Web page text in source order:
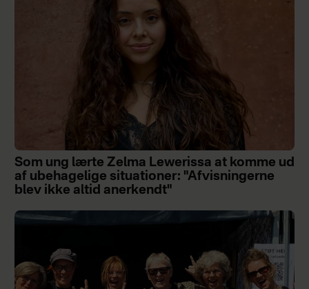
Som ung lærte Zelma Lewerissa at komme ud
af ubehagelige situationer: "Afvisningerne
blev ikke altid anerkendt"